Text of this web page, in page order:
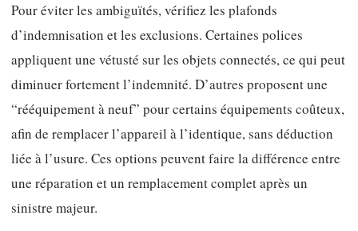
Pour éviter les ambiguïtés, vérifiez les plafonds
d’indemnisation et les exclusions. Certaines polices
appliquent une vétusté sur les objets connectés, ce qui peut
diminuer fortement l’indemnité. D’autres proposent une
“rééquipement à neuf” pour certains équipements coûteux,
afin de remplacer l’appareil à l’identique, sans déduction
liée à l’usure. Ces options peuvent faire la différence entre
une réparation et un remplacement complet après un
sinistre majeur.